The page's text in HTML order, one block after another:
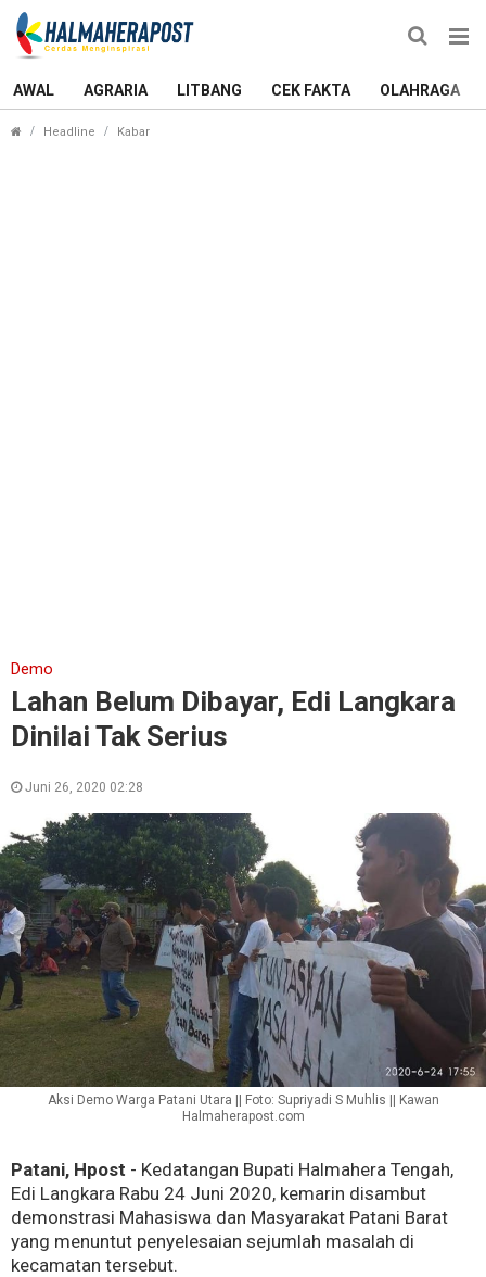
AWAL AGRARIA LITBANG CEK FAKTA OLAHRAGA
Headline Kabar
Demo
Lahan Belum Dibayar, Edi Langkara
Dinilai Tak Serius
Juni 26, 2020 02:28
Aksi Demo Warga Patani Utara || Foto: Supriyadi S Muhlis || Kawan
Halmaherapost.com
Patani, Hpost - Kedatangan Bupati Halmahera Tengah,
Edi Langkara Rabu 24 Juni 2020, kemarin disambut
demonstrasi Mahasiswa dan Masyarakat Patani Barat
yang menuntut penyelesaian sejumlah masalah di
kecamatan tersebut.